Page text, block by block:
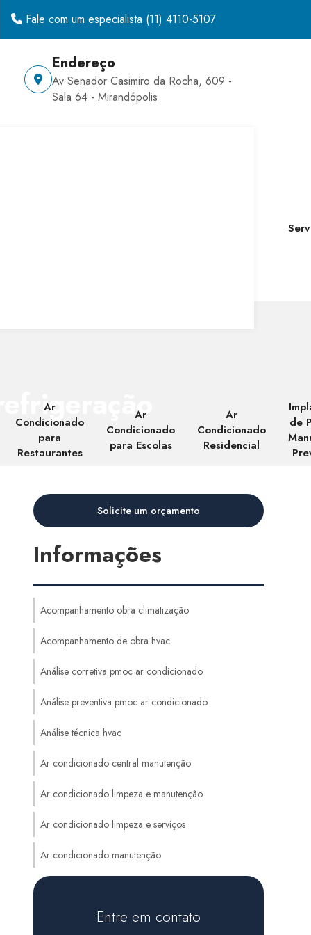
Fale com um especialista (11) 4110-5107
Endereço
Av Senador Casimiro da Rocha, 609 -
Sala 64 - Mirandópolis
Ar
Condicionado
para
Restaurantes
Ar
Condicionado
para Escolas
Ar
Condicionado
Residencial
de
Solicite um orçamento
Informações
Acompanhamento obra climatização
Acompanhamento de obra hvac
Análise corretiva pmoc ar condicionado
Análise preventiva pmoc ar condicionado
Análise técnica hvac
Ar condicionado central manutenção
Ar condicionado limpeza e manutenção
Ar condicionado limpeza e serviços
Ar condicionado manutenção
Auditoria de sistemas hvacEntre em contato